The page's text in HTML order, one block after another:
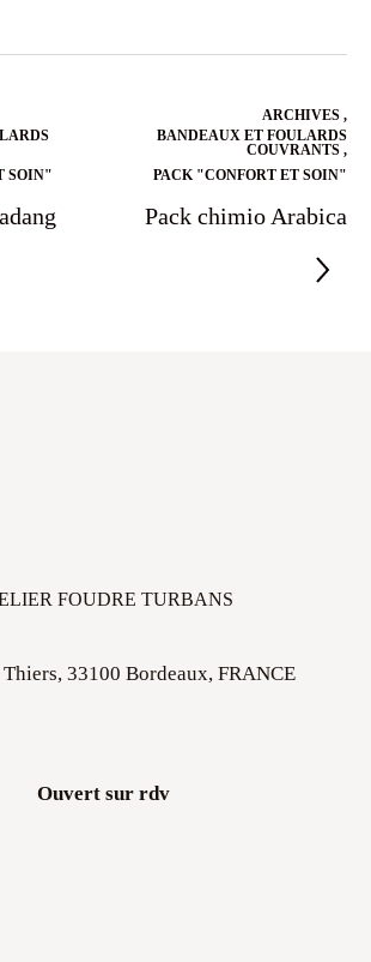
SOIN"
ARCHIVES ,
BANDEAUX ET FOULARDS
COUVRANTS ,
PACK "CONFORT ET SOIN"
Pack chimio Arabica
FOUDRE TURBANS
33100 Bordeaux, FRANCE
Ouvert sur rdv